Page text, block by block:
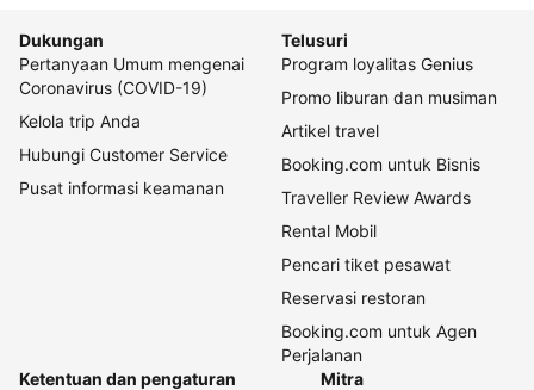
Dukungan
Pertanyaan Umum mengenai
Coronavirus (COVID-19)
Kelola trip Anda
Hubungi Customer Service
Pusat informasi keamanan
Telusuri
Program loyalitas Genius
Promo liburan dan musiman
Artikel travel
Booking.com untuk Bisnis
Traveller Review Awards
Rental Mobil
Pencari tiket pesawat
Reservasi restoran
Booking.com untuk Agen
Perjalanan
Ketentuan dan pengaturan
Mitra